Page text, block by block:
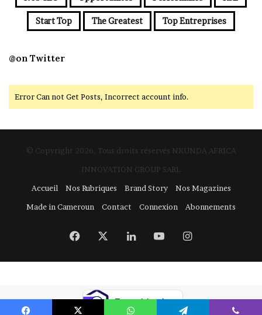
Start Top The Greatest Top Entreprises
@on Twitter
Error Can not Get Posts, Incorrect account info.
© Copyright 2026, Tous droits réservés NKUNDA AFRICA
INNOVATION GROUP SARL
Accueil
Nos Rubriques Brand Story
Nos Magazines
Made in Cameroun
Contact Connexion Abonnements
Facebook LinkedinYouTubeInstagram